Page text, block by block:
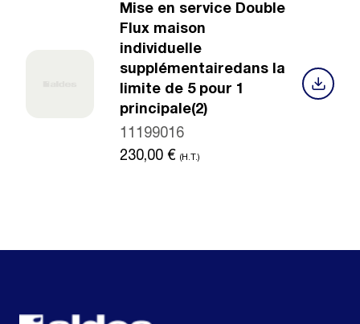
Mise en service Double
Flux maison
individuelle
supplémentairedans la
limite de 5 pour 1
principale(2)
11199016
230,00 € (H.T.)